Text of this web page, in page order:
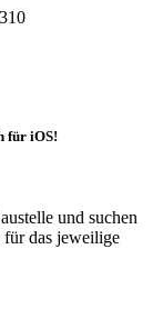
für iOS!
und suchen
für das jeweilige